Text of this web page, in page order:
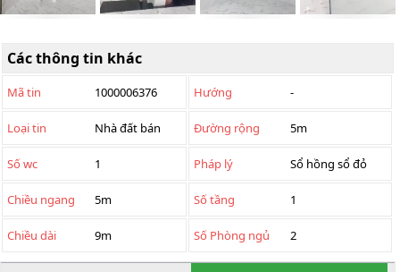
Các thông tin khác
Mã tin 1000006376 Hướng -
Loại tin Nhà đất bán Đường rộng 5m
Số wc 1 Pháp lý Sổ hồng sổ đỏ
Chiều ngang 5m Số tầng 1
Chiều dài 9m Số Phòng ngủ 2